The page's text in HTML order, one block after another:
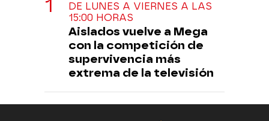
DE LUNES A VIERNES A LAS
15:00 HORAS
Aislados vuelve a Mega
con la competición de
supervivencia más
extrema de la televisión